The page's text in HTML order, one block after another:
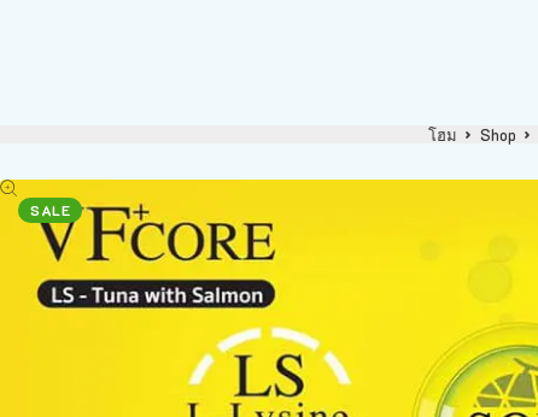
โฮม Shop
SALE